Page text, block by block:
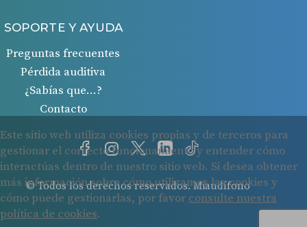
© Todos los derechos reservados. Miaudífono
SOPORTE Y AYUDA
Preguntas frecuentes
Pérdida auditiva
¿Sabías que…?
Contacto